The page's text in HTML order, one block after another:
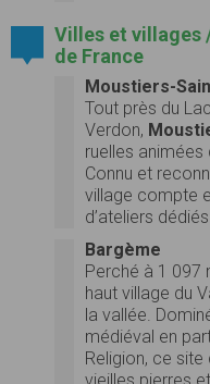
Villes et villages
de France
Moustiers-
Tout près du
Verdon,
ruelles animées
Connu et
village compte
d’ateliers
Bargème
Perché à 1 097
haut village du
la vallée.
médiéval en
Religion, ce